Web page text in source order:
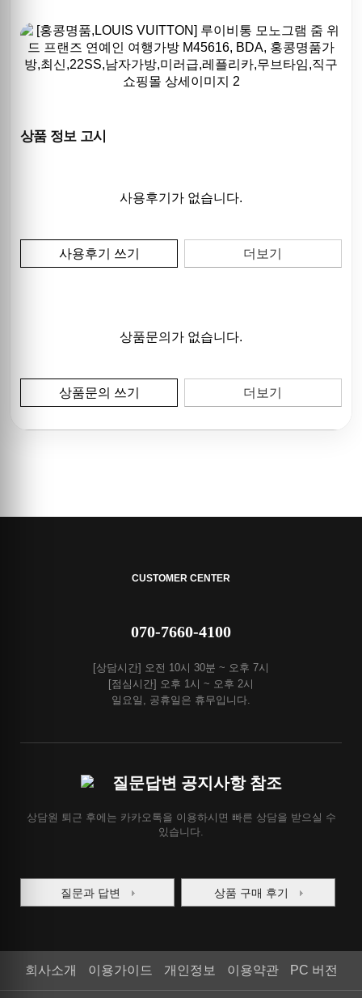
상품 정보 고시
사용후기가 없습니다.
사용후기 쓰기 더보기
상품문의가 없습니다.
상품문의 쓰기 더보기
CUSTOMER CENTER
070-7660-4100
[상담시간] 오전 10시 30분 ~ 오후 7시
[점심시간] 오후 1시 ~ 오후 2시
일요일, 공휴일은 휴무입니다.
질문답변 공지사항 참조
상담원 퇴근 후에는 카카오톡을 이용하시면 빠른 상담을 받으실 수
있습니다.
질문과 답변 상품 구매 후기
회사소개 이용가이드 개인정보 이용약관 PC 버전